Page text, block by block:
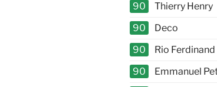
90
Thierry Henry
90
Deco
90
Rio Ferdinand
90
Emmanuel